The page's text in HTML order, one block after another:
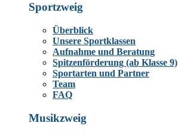
Sportzweig
Überblick
Unsere Sportklassen
Aufnahme und Beratung
Spitzenförderung (ab Klasse 9)
Sportarten und Partner
Team
FAQ
Musikzweig